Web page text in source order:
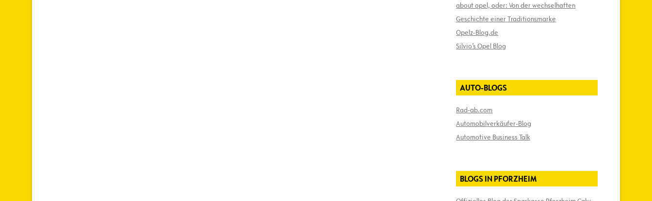
about opel, oder: Von der wechselhaften
Geschichte einer Traditionsmarke
Opelz-Blog.de
Silvio’s Opel Blog
AUTO-BLOGS
Rad-ab.com
Automobilverkäufer-Blog
Automotive Business Talk
BLOGS IN PFORZHEIM